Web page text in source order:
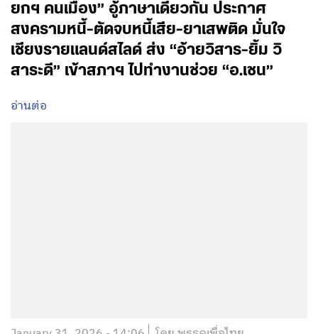
ยกฯ คนเมือง” อู้ภาษาเดียวกัน ประกาศ
สงครามหนี้-ตัดจบหนี้เสีย-ยาเสพติด มั่นใจ
เชียงรายแลนด์สไลด์ ส่ง “อ้ายวิสาร-ยิ้ม วิ
สาระดี” เข้าสภาฯ ไปทำงานช่วย “อ.เชน”
อ่านต่อ